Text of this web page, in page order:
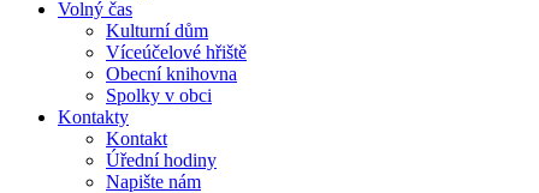
Volný čas
Kulturní dům
Víceúčelové hřiště
Obecní knihovna
Spolky v obci
Kontakty
Kontakt
Úřední hodiny
Napište nám